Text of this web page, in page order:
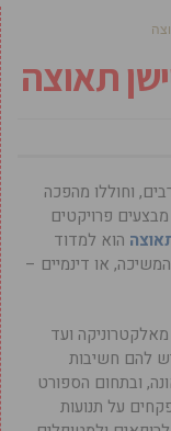
תאוצה
וחוללו מהפכה
פרויקטים
הוא למדוד
או דינמיים –
ועד
להם חשיבות
ובתחום הספורט
על תנועות